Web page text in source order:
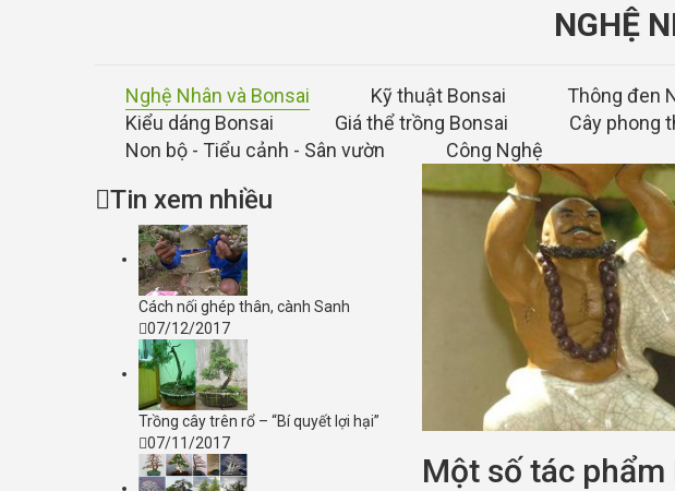
NGHỆ
Nghệ Nhân và Bonsai Kỹ thuật Bonsai Thông đen
Kiểu dáng Bonsai
Giá thể trồng Bonsai Cây phong
Non bộ - Tiểu cảnh - Sân vườn
Công Nghệ
Tin xem nhiều
Cách nối ghép thân, cành Sanh
07/12/2017
Trồng cây trên rổ – “Bí quyết lợi hại”
07/11/2017
Một số tác phẩm